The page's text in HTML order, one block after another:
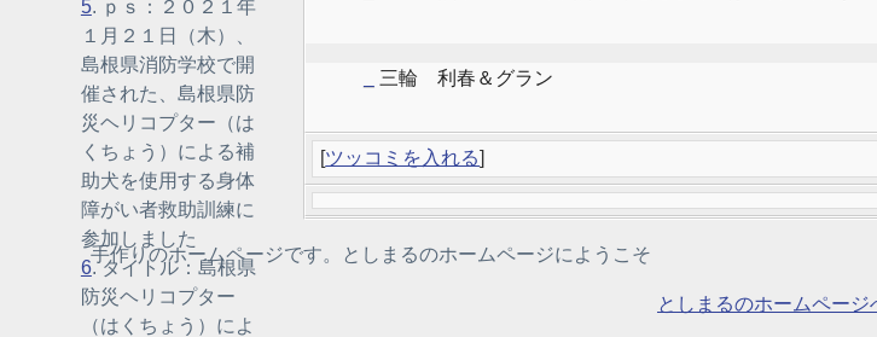
三輪 利春＆グラン
[ツッコミを入れる]
5. ｐｓ：２０２１年
１月２１日（木）、
島根県消防学校で開
催された、島根県防
災ヘリコプター（は
くちょう）による補
助犬を使用する身体
障がい者救助訓練に
参加しました
6. タイトル：島根県
防災ヘリコプター
（はくちょう）によ
手作りのホームページです。としまるのホームページにようこそ
としまるのホームページ